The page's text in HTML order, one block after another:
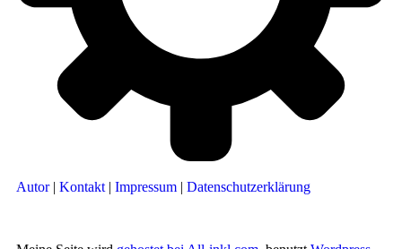
Autor| Kontakt | Impressum | Datenschutzerklärung